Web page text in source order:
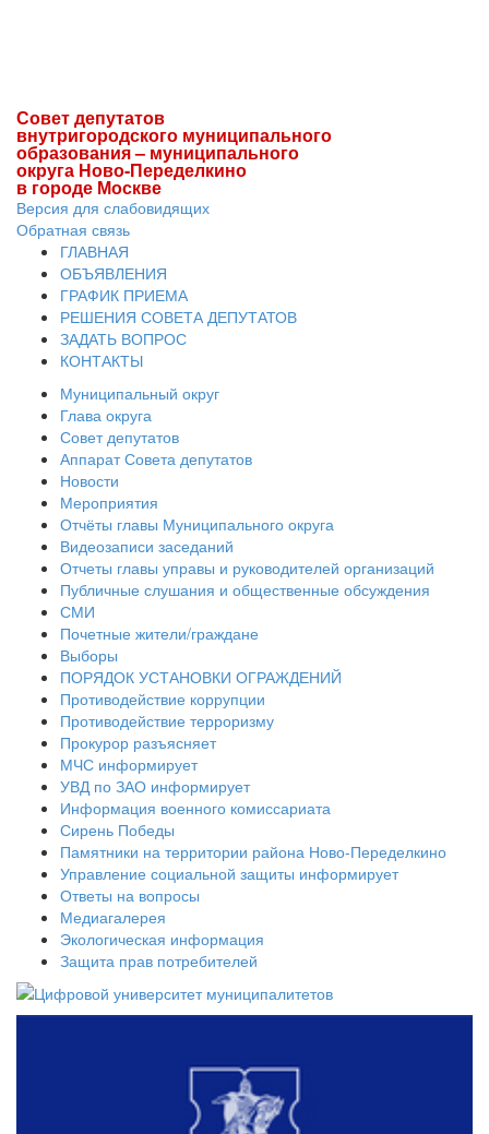
Совет депутатов
внутригородского муниципального
образования – муниципального
округа Ново-Переделкино
в городе Москве
Версия для слабовидящих
Обратная связь
ГЛАВНАЯ
ОБЪЯВЛЕНИЯ
ГРАФИК ПРИЕМА
РЕШЕНИЯ СОВЕТА ДЕПУТАТОВ
ЗАДАТЬ ВОПРОС
КОНТАКТЫ
Муниципальный округ
Глава округа
Совет депутатов
Аппарат Совета депутатов
Новости
Мероприятия
Отчёты главы Муниципального округа
Видеозаписи заседаний
Отчеты главы управы и руководителей организаций
Публичные слушания и общественные обсуждения
СМИ
Почетные жители/граждане
Выборы
ПОРЯДОК УСТАНОВКИ ОГРАЖДЕНИЙ
Противодействие коррупции
Противодействие терроризму
Прокурор разъясняет
МЧС информирует
УВД по ЗАО информирует
Информация военного комиссариата
Сирень Победы
Памятники на территории района Ново-Переделкино
Управление социальной защиты информирует
Ответы на вопросы
Медиагалерея
Экологическая информация
Защита прав потребителей